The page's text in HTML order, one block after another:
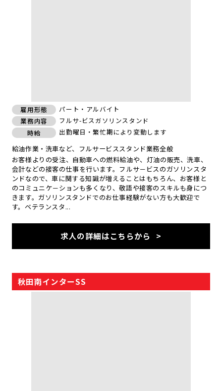
雇用形態
パート・アルバイト
業務内容
フルサ-ビスガソリンスタンド
時給
出勤曜日・繁忙期により変動します
給油作業・洗車など、フルサービススタンド業務全般
お客様よりの受注、自動車への燃料給油や、灯油の販売、洗車、
会計などの接客の仕事を行います。フルサ－ビスのガソリンスタ
ンドなので、車に関する知識が増えることはもちろん、お客様と
のコミュニケ－ションも多くなり、敬語や接客のスキルも身につ
きます。ガソリンスタンドでのお仕事経験がない方も大歓迎で
す。ベテランスタ...
求人の詳細はこちらから
秋田南インターSS